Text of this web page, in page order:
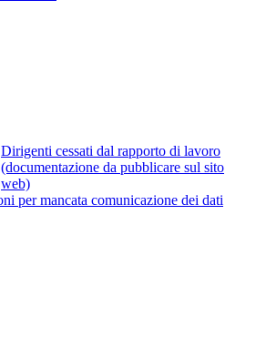
Dirigenti cessati dal rapporto di lavoro
(documentazione da pubblicare sul sito
web)
per mancata comunicazione dei dati